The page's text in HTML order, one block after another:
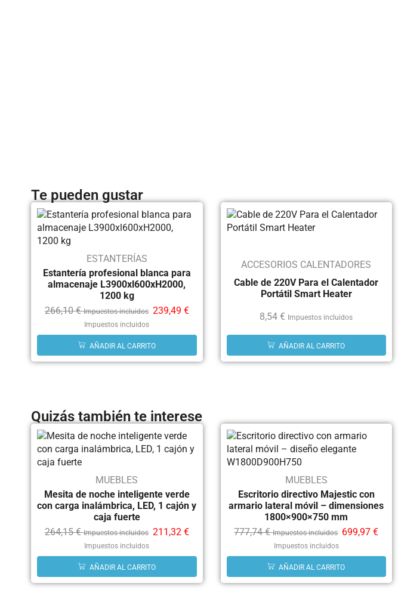
Te pueden gustar
ESTANTERÍAS
Estantería profesional blanca para
almacenaje L3900xl600xH2000,
1200 kg
266,10€ Impuestos incluidos 239,49 €
Impuestos incluidos
AÑADIR AL CARRITO
ACCESORIOS CALENTADORES
Cable de 220V Para el Calentador
Portátil Smart Heater
8,54€ Impuestos incluidos
AÑADIR AL CARRITO
Quizás también te interese
MUEBLES
Mesita de noche inteligente verde
con carga inalámbrica, LED, 1 cajón y
caja fuerte
264,15€ Impuestos incluidos 211,32 €
Impuestos incluidos
AÑADIR AL CARRITO
MUEBLES
Escritorio directivo Majestic con
armario lateral móvil – dimensiones
1800×900×750 mm
777,74€ Impuestos incluidos 699,97€
Impuestos incluidos
AÑADIR AL CARRITO